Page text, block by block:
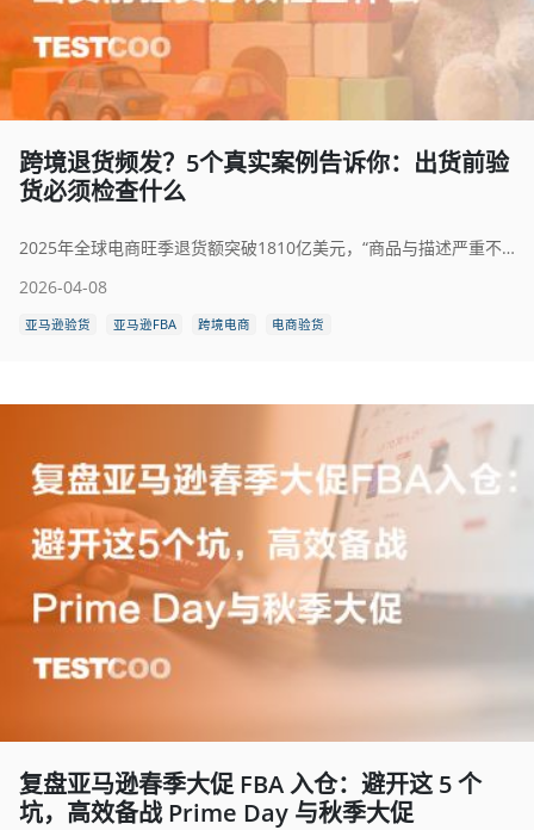
跨境退货频发？5个真实案例告诉你：出货前验
货必须检查什么
2025年全球电商旺季退货额突破1810亿美元，“商品与描述严重不符”占比升至63%。本文从5个真实外贸退货案例出发，倒推出货前验货的5大核心检查项，涵盖产品功能测试、原材料一致性、外观工艺标准、包装合规与关键零配件溯源，帮助跨境卖家建立系统性质量风控体系。
2026-04-08
亚马逊验货 亚马逊FBA 跨境电商 电商验货
复盘亚马逊春季大促 FBA 入仓：避开这 5 个
坑，高效备战 Prime Day 与秋季大促